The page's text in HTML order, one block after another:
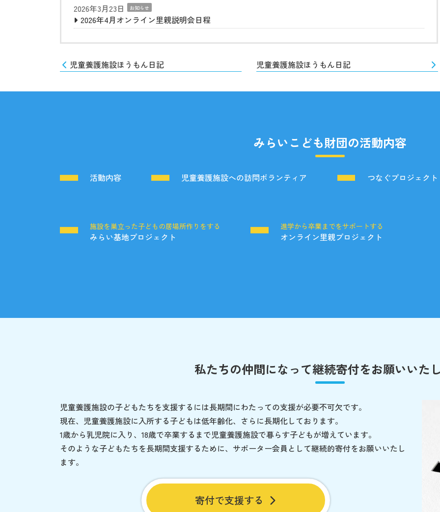
2026年3月23日
お知らせ
2026年4月オンライン里親説明会日程
児童養護施設ほうもん日記 児童養護施設ほうもん日記
みらいこども財団の活動内容
活動内容 児童養護施設への訪問ボランティア つなぐプロジェクト
施設を巣立った子どもの居場所作りをする
みらい基地プロジェクト
進学から卒業までをサポートする
オンライン里親プロジェクト
私たちの仲間になって継続寄付をお願いいた
児童養護施設の子どもたちを支援するには長期間にわたっての支援が必要不可欠です。
現在、児童養護施設に入所する子どもは低年齢化、さらに長期化しております。
1歳から乳児院に入り、18歳で卒業するまで児童養護施設で暮らす子どもが増えています。
そのような子どもたちを長期間支援するために、サポーター会員として継続的寄付をお願いいたし
ます。
寄付で支援する